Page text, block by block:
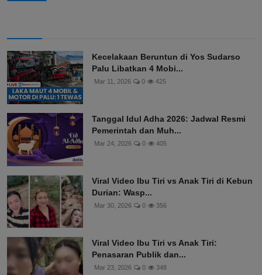
Kecelakaan Beruntun di Yos Sudarso
Palu Libatkan 4 Mobi...
Mar 11, 2026 0 425
Tanggal Idul Adha 2026: Jadwal Resmi
Pemerintah dan Muh...
Mar 24, 2026 0 405
Viral Video Ibu Tiri vs Anak Tiri di Kebun
Durian: Wasp...
Mar 30, 2026 0 356
Viral Video Ibu Tiri vs Anak Tiri:
Penasaran Publik dan...
Mar 23, 2026 0 348